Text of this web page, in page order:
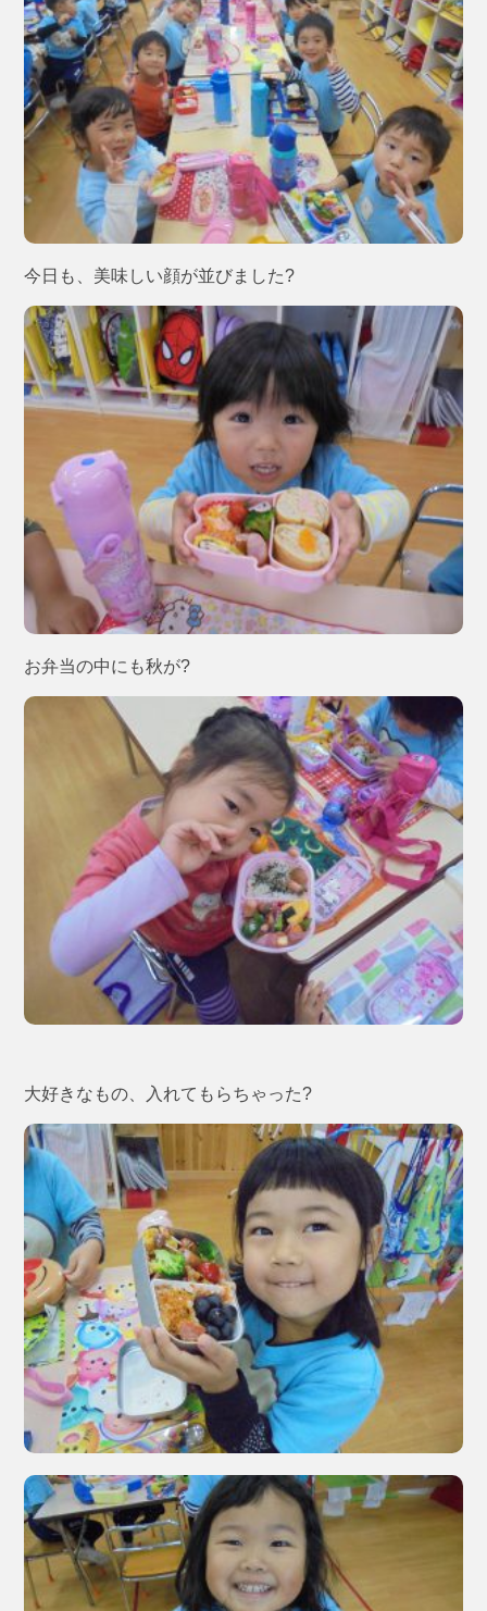
今日も、美味しい顔が並びました?
お弁当の中にも秋が?
大好きなもの、入れてもらちゃった?